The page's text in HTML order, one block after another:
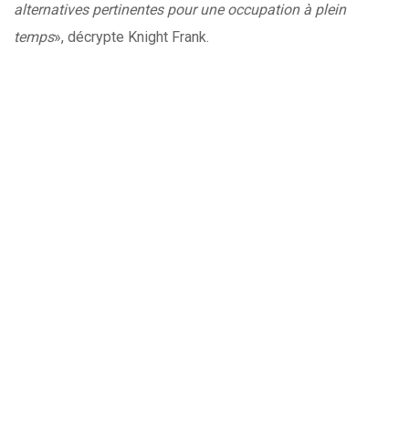
alternatives pertinentes pour une occupation à plein
temps», décrypte Knight Frank.